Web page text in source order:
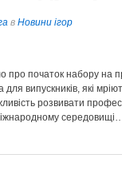
в Новини ігор
про початок набору
випускників, які
розвивати